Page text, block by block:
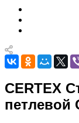
CERTEX
петлевой